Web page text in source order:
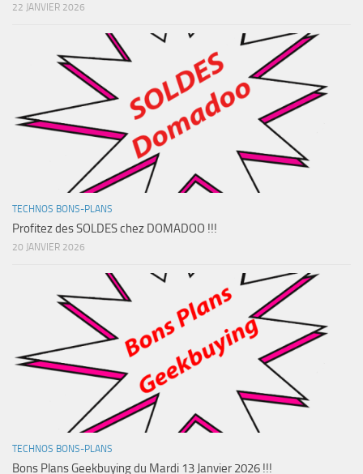
22 JANVIER 2026
TECHNOS BONS-PLANS
Profitez des SOLDES chez DOMADOO !!!
20 JANVIER 2026
TECHNOS BONS-PLANS
Bons Plans Geekbuying du Mardi 13 Janvier 2026 !!!